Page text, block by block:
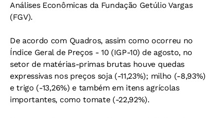
Análises Econômicas da Fundação Getúlio Vargas
(FGV).
De acordo com Quadros, assim como ocorreu no
Índice Geral de Preços - 10 (IGP-10) de agosto, no
setor de matérias-primas brutas houve quedas
expressivas nos preços soja (-11,23%); milho (-8,93%)
e trigo (-13,26%) e também em itens agrícolas
importantes, como tomate (-22,92%).